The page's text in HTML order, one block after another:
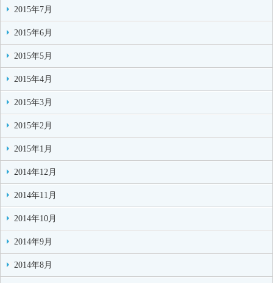
2015年7月
2015年6月
2015年5月
2015年4月
2015年3月
2015年2月
2015年1月
2014年12月
2014年11月
2014年10月
2014年9月
2014年8月